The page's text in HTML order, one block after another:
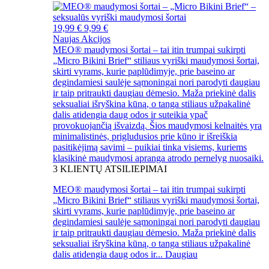
19,99 € 9,99 €
NaujasAkcijos
MEO® maudymosi šortai – tai itin trumpai sukirpti
„Micro Bikini Brief“ stiliaus vyriški maudymosi šortai,
skirti vyrams, kurie paplūdimyje, prie baseino ar
degindamiesi saulėje sąmoningai nori parodyti daugiau
ir taip pritraukti daugiau dėmesio. Maža priekinė dalis
seksualiai išryškina kūną, o tanga stiliaus užpakalinė
dalis atidengia daug odos ir suteikia ypač
provokuojančią išvaizdą. Šios maudymosi kelnaitės yra
minimalistinės, prigludusios prie kūno ir išreiškia
pasitikėjimą savimi – puikiai tinka visiems, kuriems
klasikinė maudymosi apranga atrodo pernelyg nuosaiki.
3 KLIENTŲ ATSILIEPIMAI
MEO® maudymosi šortai – tai itin trumpai sukirpti
„Micro Bikini Brief“ stiliaus vyriški maudymosi šortai,
skirti vyrams, kurie paplūdimyje, prie baseino ar
degindamiesi saulėje sąmoningai nori parodyti daugiau
ir taip pritraukti daugiau dėmesio. Maža priekinė dalis
seksualiai išryškina kūną, o tanga stiliaus užpakalinė
dalis atidengia daug odos ir... Daugiau